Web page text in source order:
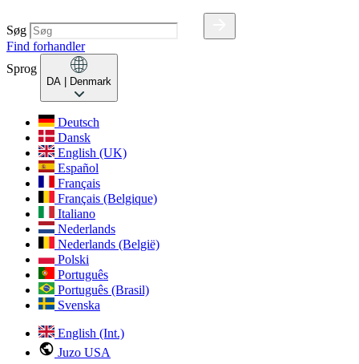
Søg
Find forhandler
Sprog
DA | Denmark
Deutsch
Dansk
English (UK)
Español
Français
Français (Belgique)
Italiano
Nederlands
Nederlands (België)
Polski
Português
Português (Brasil)
Svenska
English (Int.)
Juzo USA